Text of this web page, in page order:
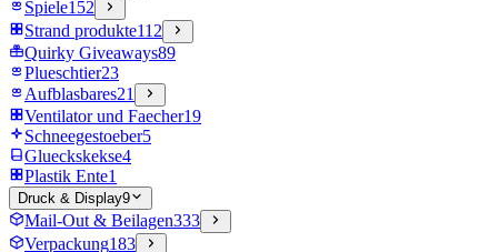
Spiele152
Strand produkte112
Quirky Giveaways89
Plueschtier23
Aufblasbares21
Ventilator und Faecher19
Schneegestoeber5
Glueckskekse4
Plastik Ente1
Druck & Display9
Mail-Out & Beilagen333
Verpackung183